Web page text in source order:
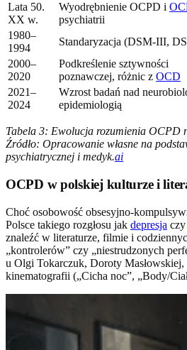
Lata 50.
XX w.
Wyodrębnienie OCPD i
psychiatrii
1980–
1994
Standaryzacja (DSM-III,
2000–
2020
Podkreślenie sztywności
poznawczej, różnic z OCD
2021–
2024
Wzrost badań nad
epidemiologią
Tabela 3: Ewolucja rozumienia OCPD
Źródło: Opracowanie własne na
psychiatrycznej i medyk.ai
OCPD w polskiej kulturze i
Choć osobowość obsesyjno-
Polsce takiego rozgłosu jak depresja czy
znaleźć w literaturze, filmie i
„kontrolerów” czy „niestrudzonych
u Olgi Tokarczuk, Doroty
kinematografii („Cicha noc”, „Body/